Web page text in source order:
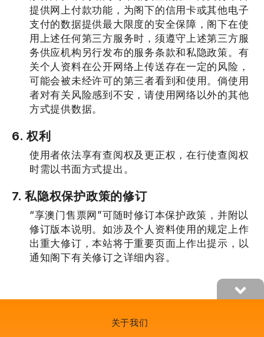
提供网上付款功能，为阁下的信用卡或其他电子
支付的数据提供最大限度的安全保障，阁下在使
用上述任何第三方服务时，须遵守上述第三方服
务供应机构另行发布的服务条款和私隐政策。有
关个人资料在公开网络上传送存在一定的风险，
可能会被未经许可的第三者看到和使用。倘使用
者对有关风险感到不安，请使用网络以外的其他
方式提供数据。
6. 权利
使用者依法享有查阅权及更正权，在行使查阅权
时需以书面方式提出。
7. 私隐权保护政策的修订
“享澳门售票网”可随时修订本保护政策，并附以
修订版本说明。如涉及个人资料使用的规定上作
出重大修订，本站将于重要页面上作出提示，以
通知阁下有关修订之详细内容。
关于我们